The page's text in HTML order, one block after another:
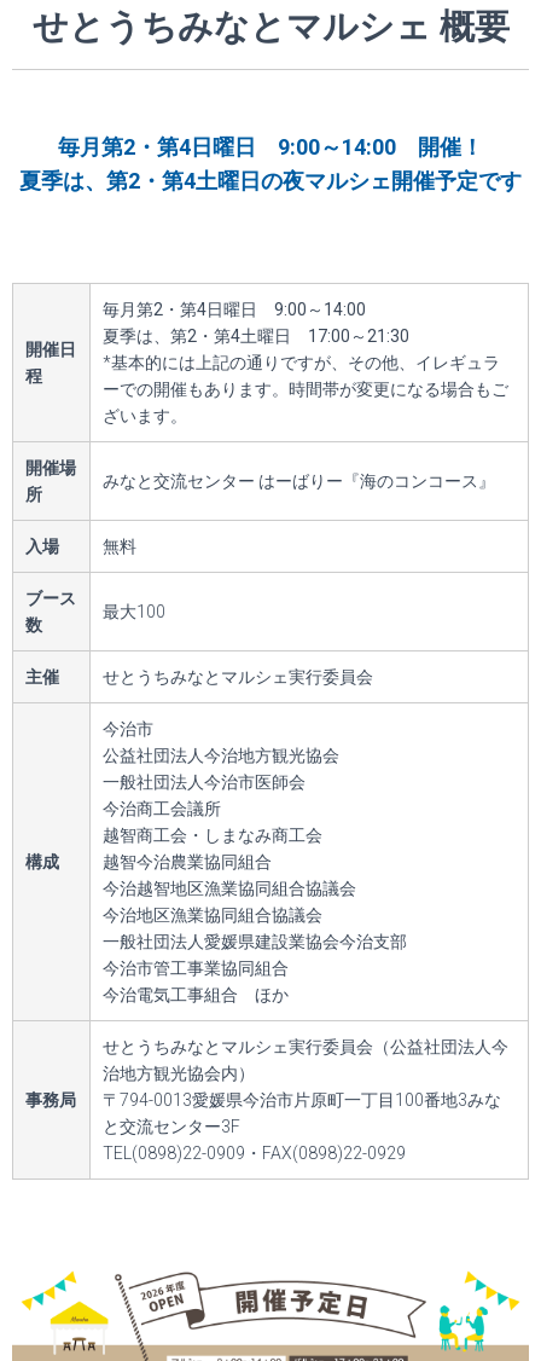
せとうちみなとマルシェ 概要
毎月第2・第4日曜日 9:00～14:00 開催！
夏季は、第2・第4土曜日の夜マルシェ開催予定です
開催日
程
毎月第2・第4日曜日 9:00～14:00
夏季は、第2・第4土曜日 17:00～21:30
*基本的には上記の通りですが、その他、イレギュラ
ーでの開催もあります。時間帯が変更になる場合もご
ざいます。
開催場
所
みなと交流センター はーばりー『海のコンコース』
入場 無料
ブース
数
最大100
主催 せとうちみなとマルシェ実行委員会
構成
今治市
公益社団法人今治地方観光協会
一般社団法人今治市医師会
今治商工会議所
越智商工会・しまなみ商工会
越智今治農業協同組合
今治越智地区漁業協同組合協議会
今治地区漁業協同組合協議会
一般社団法人愛媛県建設業協会今治支部
今治市管工事業協同組合
今治電気工事組合 ほか
事務局
せとうちみなとマルシェ実行委員会（公益社団法人今
治地方観光協会内）
〒794-0013愛媛県今治市片原町一丁目100番地3みな
と交流センター3F
TEL(0898)22-0909・FAX(0898)22-0929